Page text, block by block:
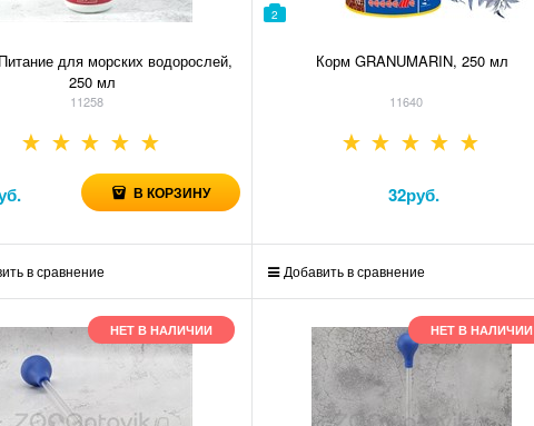
для морских водорослей,
250 мл
11258
В КОРЗИНУ
в сравнение
2
Корм GRANUMARIN, 250 мл
11640
32руб.
Добавить в сравнение
НЕТ В НАЛИЧИИ НЕТ В НАЛИЧИИ